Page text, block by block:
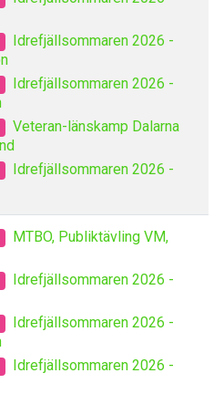
Idrefjällsommaren 2026 -
Idrefjällsommaren 2026 -
Veteran-länskamp Dalarna
Idrefjällsommaren 2026 -
MTBO, Publiktävling VM,
Idrefjällsommaren 2026 -
Idrefjällsommaren 2026 -
Idrefjällsommaren 2026 -